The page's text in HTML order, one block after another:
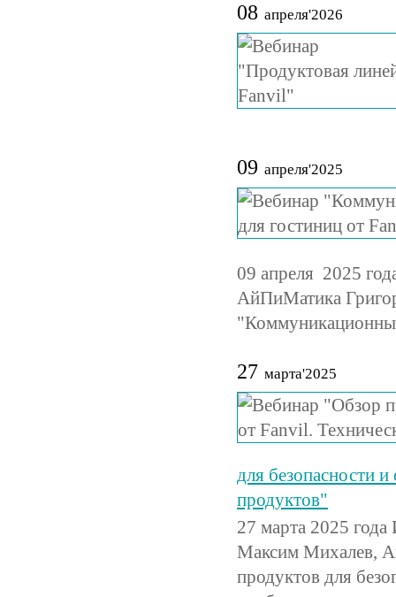
08 апреля'2026
09 апреля'2025
09 апреля 2025
АйПиМатика
27 марта'2025
для безопасности
продуктов"
27 марта 2025
Максим Михалев,
продуктов для